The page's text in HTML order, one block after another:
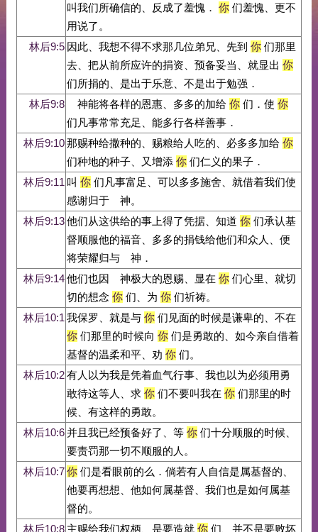
叫我们所确信的、反成了羞愧． 你们羞愧、更不
用说了。
林后9:5 因此、我想不得不求那几位弟兄、先到 你们那里
去、把从前所应许的捐资、预备妥当、就显出 你
们所捐的、是出于乐意、不是出于勉强．
林后9:8
神能将各样的恩惠、多多的加给 你们．使 你
们凡事常常充足、能多行各样善事．
林后9:10那赐种给撒种的、赐粮给人吃的、必多多加给 你
们种地的种子、又增添 你们仁义的果子．
林后9:11 叫 你们凡事富足、可以多多施舍、就借着我们使
感谢归于 神。
林后9:13他们从这供给的事上得了凭据、知道 你们承认基
督顺服他的福音、多多的捐钱给他们和众人、便
将荣耀归与 神．
林后9:14他们也因 神极大的恩赐、显在 你们心里、就切
切的想念 你们、为 你们祈祷。
林后10:1 我保罗、就是与 你们见面的时候是谦卑的、不在
你们那里的时候向 你们是勇敢的、如今亲自借着
基督的温柔和平、劝 你们。
林后10:2有人以为我是凭着血气行事、我也以为必须用勇
敢待这等人、求 你们不要叫我在 你们那里的时
候、有这样的勇敢。
林后10:6并且我已经预备好了、等 你们十分顺服的时候、
要责罚那一切不顺服的人。
林后10:7你们是看眼前的么．倘若有人自信是属基督的、
他要再想想、他如何属基督、我们也是如何属基
督的。
林后10:8 主赐给我们权柄、是要造就 你们、并不是要败坏